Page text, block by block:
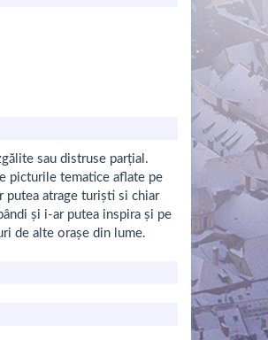
sau distruse parțial.
picturile tematice aflate pe
putea atrage turiști si chiar
și i-ar putea inspira și pe
de alte orașe din lume.